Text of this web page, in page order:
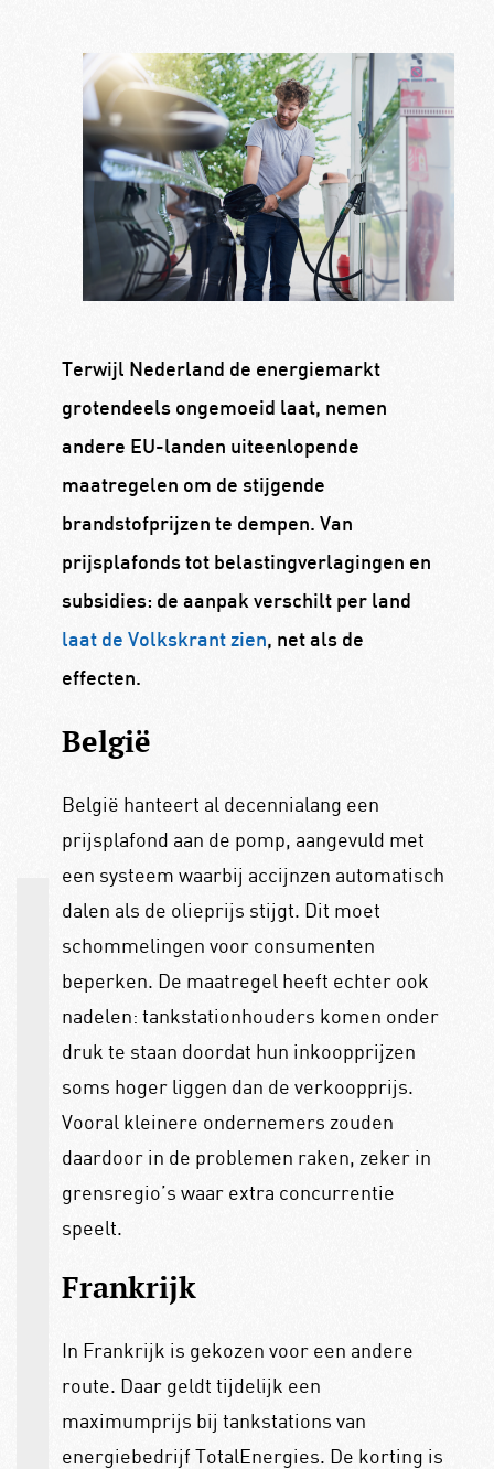
Terwijl Nederland de energiemarkt
grotendeels ongemoeid laat, nemen
andere EU-landen uiteenlopende
maatregelen om de stijgende
brandstofprijzen te dempen. Van
prijsplafonds tot belastingverlagingen en
subsidies: de aanpak verschilt per land
laat de Volkskrant zien, net als de
effecten.
België
België hanteert al decennialang een
prijsplafond aan de pomp, aangevuld met
een systeem waarbij accijnzen automatisch
dalen als de olieprijs stijgt. Dit moet
schommelingen voor consumenten
beperken. De maatregel heeft echter ook
nadelen: tankstationhouders komen onder
druk te staan doordat hun inkoopprijzen
soms hoger liggen dan de verkoopprijs.
Vooral kleinere ondernemers zouden
daardoor in de problemen raken, zeker in
grensregio’s waar extra concurrentie
speelt.
Frankrijk
In Frankrijk is gekozen voor een andere
route. Daar geldt tijdelijk een
maximumprijs bij tankstations van
energiebedrijf TotalEnergies. De korting is